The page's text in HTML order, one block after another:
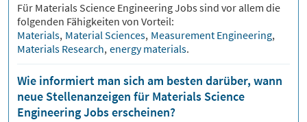
Für Materials Science EngineeringJobs sind vor allem die
folgenden Fähigkeiten von Vorteil:
Materials, Material Sciences, Measurement Engineering,
Materials Research, energy materials.
Wie informiert man sich am besten darüber, wann
neue Stellenanzeigen für Materials Science
Engineering Jobs erscheinen?